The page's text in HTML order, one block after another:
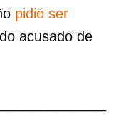
pidió ser
acusado de